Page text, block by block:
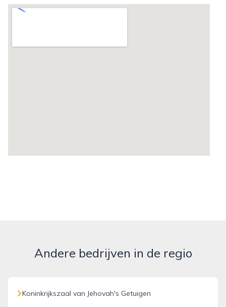
Andere bedrijven in de regio
Koninkrijkszaal van Jehovah's Getuigen